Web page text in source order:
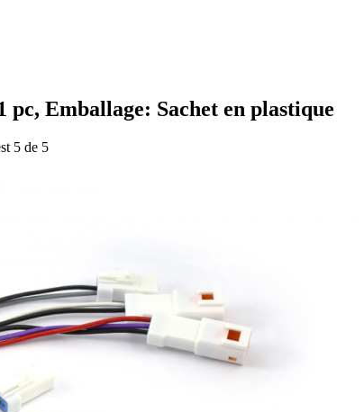
pc, Emballage: Sachet en plastique
5 de 5